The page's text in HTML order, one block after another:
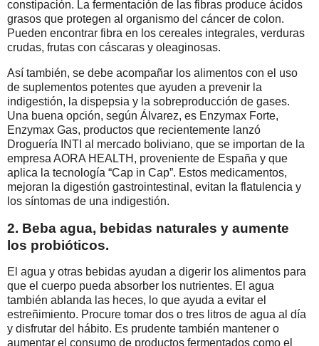
constipación. La fermentación de las fibras produce ácidos
grasos que protegen al organismo del cáncer de colon.
Pueden encontrar fibra en los cereales integrales, verduras
crudas, frutas con cáscaras y oleaginosas.
Así también, se debe acompañar los alimentos con el uso
de suplementos potentes que ayuden a prevenir la
indigestión, la dispepsia y la sobreproducción de gases.
Una buena opción, según Álvarez, es Enzymax Forte,
Enzymax Gas, productos que recientemente lanzó
Droguería INTI al mercado boliviano, que se importan de la
empresa AORA HEALTH, proveniente de España y que
aplica la tecnología “Cap in Cap”. Estos medicamentos,
mejoran la digestión gastrointestinal, evitan la flatulencia y
los síntomas de una indigestión.
2. Beba agua, bebidas naturales y aumente
los probióticos.
El agua y otras bebidas ayudan a digerir los alimentos para
que el cuerpo pueda absorber los nutrientes. El agua
también ablanda las heces, lo que ayuda a evitar el
estreñimiento. Procure tomar dos o tres litros de agua al día
y disfrutar del hábito. Es prudente también mantener o
aumentar el consumo de productos fermentados como el